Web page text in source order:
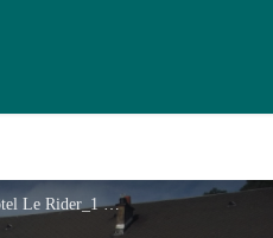
Hôtel Le Rider_1 - 1